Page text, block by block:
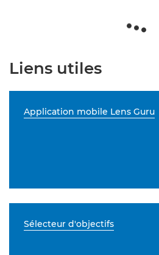
Liens utiles
Application mobile Lens Guru
Sélecteur d'objectifs